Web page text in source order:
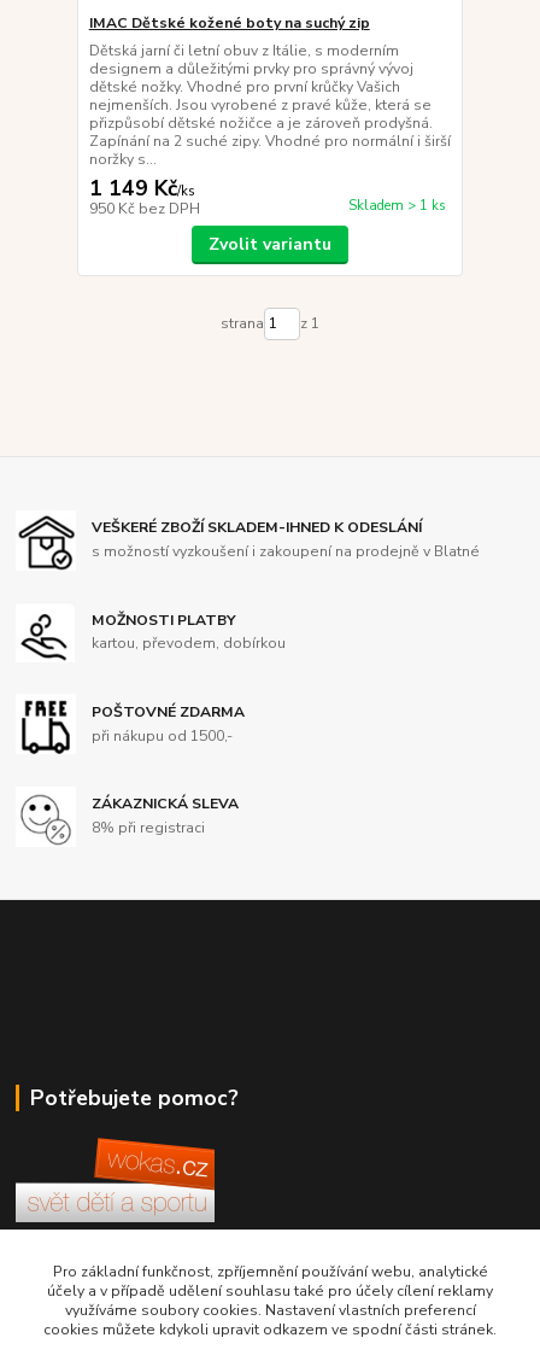
IMAC Dětské kožené boty na suchý zip
Dětská jarní či letní obuv z Itálie, s moderním
designem a důležitými prvky pro správný vývoj
dětské nožky. Vhodné pro první krůčky Vašich
nejmenších. Jsou vyrobené z pravé kůže, která se
přizpůsobí dětské nožičce a je zároveň prodyšná.
Zapínání na 2 suché zipy. Vhodné pro normální i širší
noržky s...
1 149 Kč/ks
950 Kč bez DPH Skladem > 1 ks
Zvolit variantu
strana z 1
VEŠKERÉ ZBOŽÍ SKLADEM-IHNED K ODESLÁNÍ
s možností vyzkoušení i zakoupení na prodejně v Blatné
MOŽNOSTI PLATBY
kartou, převodem, dobírkou
POŠTOVNÉ ZDARMA
při nákupu od 1500,-
ZÁKAZNICKÁ SLEVA
8% při registraci
Potřebujete pomoc?
+420 380 830 198
wokas.online@yahoo.cz
Pro základní funkčnost, zpříjemnění používání webu, analytické
účely a v případě udělení souhlasu také pro účely cílení reklamy
využíváme soubory cookies. Nastavení vlastních preferencí
cookies můžete kdykoli upravit odkazem ve spodní části stránek.